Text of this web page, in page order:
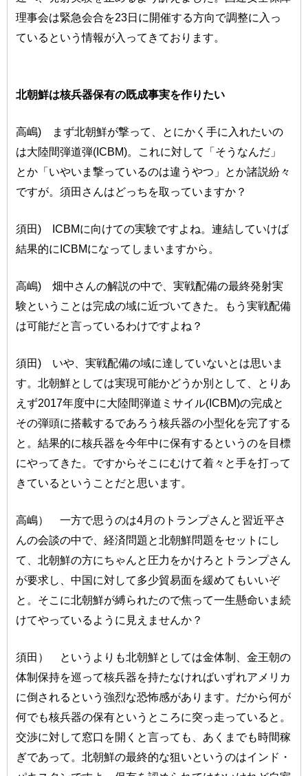
理事会は緊急会合を23日に開催する方向で調整に入っ
ているという情報が入ってきております。
北朝鮮は核兵器保有の既成事実を作りたい
高嶋) まず北朝鮮が撃って、とにかく手に入れたいの
は大陸間弾道弾(ICBM)。これに対して「そうなんだ」
とか「いやいま撃っているのは違うやつ」とか諸説紛々
ですが。須田さんはどっちを取っていますか？
須田) ICBMに向けての実験ですよね。連結していけば
結果的にICBMになってしまいますから。
高嶋) 畑中さんの解説の中で、実戦配備の最終発射実
験ということは完成の域に近づいてきた。もう実戦配備
は可能だと言っているわけですよね？
須田) いや、実戦配備の域に達していないとは思いま
す。北朝鮮としては実現可能かどうか別として、とりあ
えず2017年度中に大陸間弾道ミサイル(ICBM)の完成と
その弾頭に搭載するであろう核兵器の小型化を完了する
と。結果的に核兵器を今年中に保有するというのを目標
にやってきた。ですからそこにむけて着々と手を打って
きているということだと思います。
高嶋） 一方で思うのは4月のトランプさんと習近平さ
んの会談の中で、経済問題と北朝鮮問題をセットにし
て、北朝鮮の方にちゃんと圧力をかけろとトランプさん
が要求し、中国に対して多少貿易面を緩めてもいいぞ
と。そこに北朝鮮が縛られたので焦って一生懸命いま続
けてやっているように見えませんか？
須田） というよりも北朝鮮としては金体制、金王朝の
体制保持を巡って核兵器を持たなければいずれアメリカ
に倒されるという強烈な恐怖感があります。だから何が
何でも核兵器の保有というところに突っ走っていると。
交渉に対して窓口を開くと言っても、あくまでも時間稼
ぎであって。北朝鮮の最終的な狙いというのはインド・